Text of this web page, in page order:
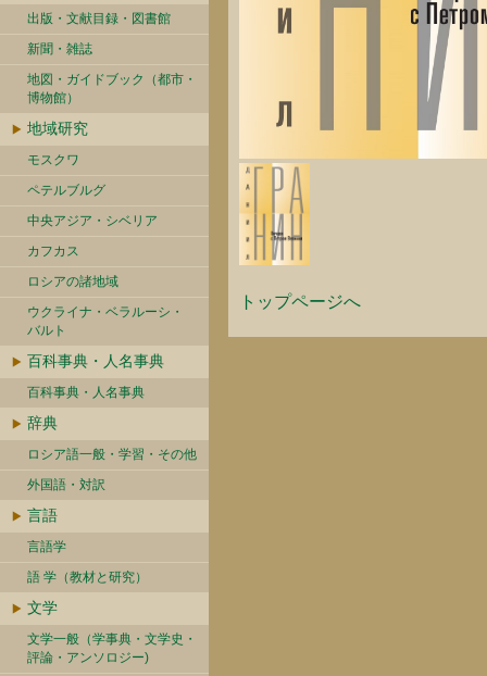
出版・文献目録・図書館
新聞・雑誌
地図・ガイドブック（都市・
博物館）
地域研究
モスクワ
ペテルブルグ
中央アジア・シベリア
カフカス
ロシアの諸地域
ウクライナ・ベラルーシ・
バルト
百科事典・人名事典
百科事典・人名事典
辞典
ロシア語一般・学習・その他
外国語・対訳
言語
言語学
語 学（教材と研究）
文学
文学一般（学事典・文学史・
評論・アンソロジー)
トップページへ